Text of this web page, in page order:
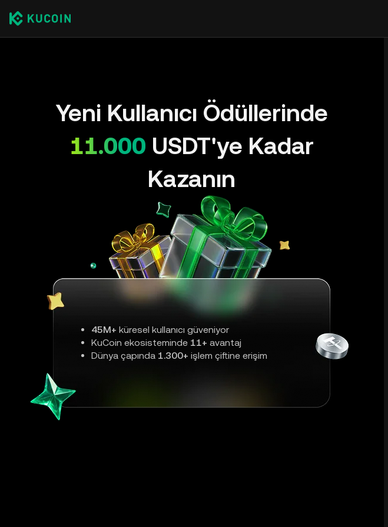
Yeni Kullanıcı Ödüllerinde
11.000 USDT'ye Kadar
Kazanın
45M+ küresel kullanıcı güveniyor
KuCoin ekosisteminde 11+ avantaj
Dünya çapında 1.300+ işlem çiftine erişim